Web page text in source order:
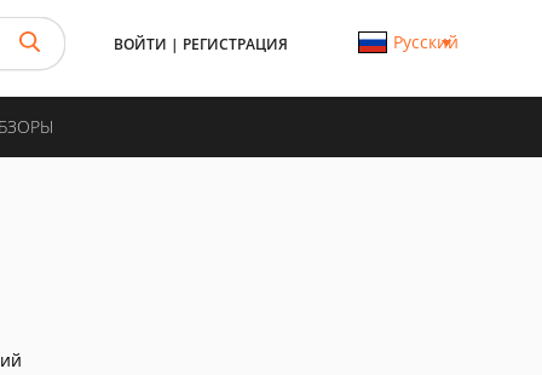
ВОЙТИ | РЕГИСТРАЦИЯ Русский